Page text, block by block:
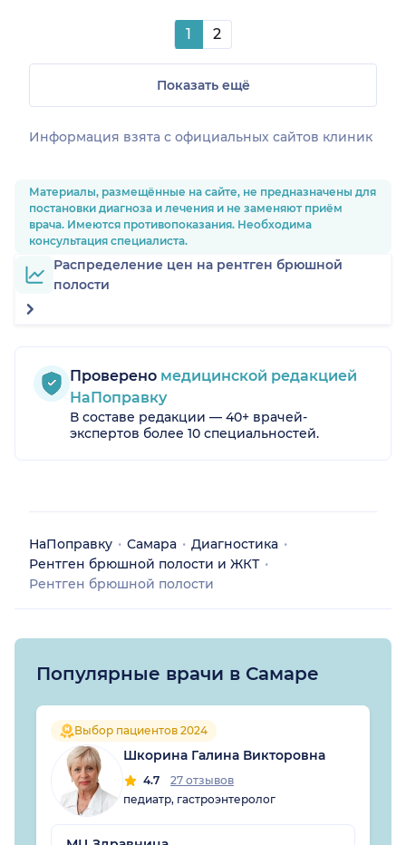
1 2
Показать ещё
Информация взята c официальных сайтов клиник
Материалы, размещённые на сайте, не предназначены для
постановки диагноза и лечения и не заменяют приём
врача. Имеются противопоказания. Необходима
консультация специалиста.
Распределение цен на рентген брюшной
полости
Проверено медицинской редакцией
НаПоправку
В составе редакции — 40+ врачей-
экспертов более 10 специальностей.
НаПоправку Самара
Диагностика
Рентген брюшной полости и ЖКТ
Рентген брюшной полости
Популярные врачи в Самаре
Выбор пациентов 2024
Шкорина Галина Викторовна
4.7
27 отзывов
педиатр, гастроэнтеролог